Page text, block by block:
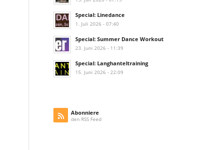
Special: Linedance
1. Juli 2026 - 07:40
Special: Summer Dance Workout
23. Juni 2026 - 11:39
Special: Langhanteltraining
15. Juni 2026 - 22:09
Abonniere
den RSS Feed